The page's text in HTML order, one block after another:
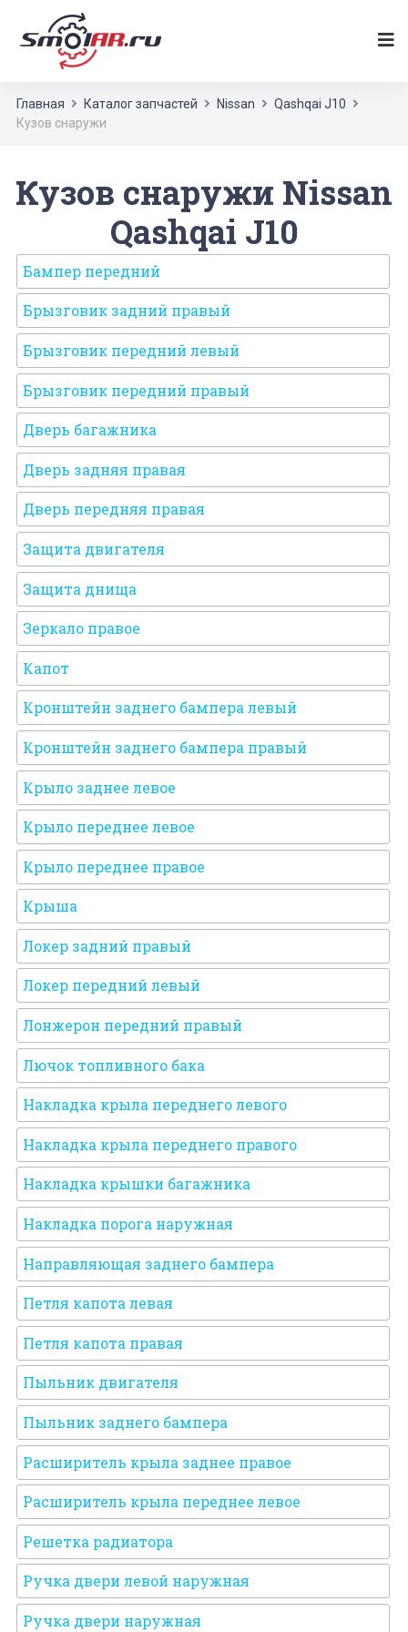
Главная Каталог запчастей Nissan
Qashqai J10
Кузов снаружи
Кузов снаружи Nissan
Qashqai J10
Бампер передний
Брызговик задний правый
Брызговик передний левый
Брызговик передний правый
Дверь багажника
Дверь задняя правая
Дверь передняя правая
Защита двигателя
Защита днища
Зеркало правое
Капот
Кронштейн заднего бампера левый
Кронштейн заднего бампера правый
Крыло заднее левое
Крыло переднее левое
Крыло переднее правое
Крыша
Локер задний правый
Локер передний левый
Лонжерон передний правый
Лючок топливного бака
Накладка крыла переднего левого
Накладка крыла переднего правого
Накладка крышки багажника
Накладка порога наружная
Направляющая заднего бампера
Петля капота левая
Петля капота правая
Пыльник двигателя
Пыльник заднего бампера
Расширитель крыла заднее правое
Расширитель крыла переднее левое
Решетка радиатора
Ручка двери левой наружная
Ручка двери наружная